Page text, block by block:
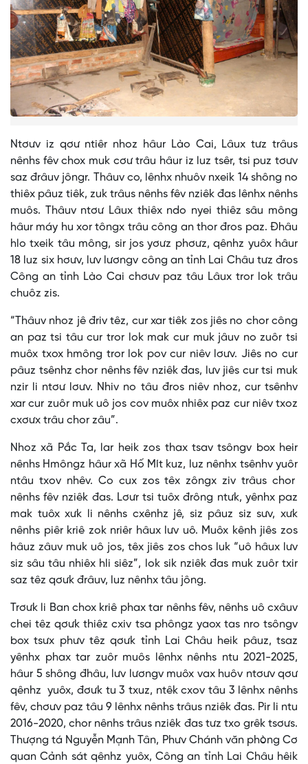
Ntơưv iz qơư ntiêr nhoz hâur Lào Cai, Lâux tưz trâus
nênhs fêv chox muk cơư trâu hâur iz luz tsêr, tsi puz tơưv
saz đrâuv jôngr. Thâuv co, lênhx nhuôv nxeik 14 shông no
thiêx pâuz tiêk, zuk trâus nênhs fêv nziêk đas lênhx nênhs
muôs. Thâuv ntơư Lâux thiêx ndo nyei thiêz sâu mông
hâur máy hu xor tôngx trâu công an thor đros paz. Đhâu
hlo txeik tâu mông, sir jos yơưz phơưz, qênhz yuôx hâur
18 luz six hơưv, lưv lươngv công an tỉnh Lai Châu tưz đros
Công an tỉnh Lào Cai chơưv paz tâu Lâux tror lok trâu
chuôz zis.
“Thâuv nhoz jê đriv têz, cur xar tiêk zos jiês no chor công
an paz tsi tâu cur tror lok mak cur muk jâuv no zuôr tsi
muôx txox hmông tror lok pov cur niêv lơưv. Jiês no cur
pâuz tsênhz chor nênhs fêv nziêk đas, lưv jiês cur tsi muk
nzir li ntơư lơưv. Nhiv no tâu đros niêv nhoz, cur tsênhv
xar cur zuôr muk uô jos cov muôx nhiêx paz cur niêv txoz
cxơưx trâu chor zâu”.
Nhoz xã Pắc Ta, lar heik zos thax tsav tsôngv box heir
nênhs Hmôngz hâur xã Hố Mít kuz, luz nênhx tsênhv yuôr
ntâu txov nhêv. Co cux zos têx zôngx ziv trâus chor
nênhs fêv nziêk đas. Lơưr tsi tuôx đrông ntưk, yênhx paz
mak tuôx xưk li nênhs cxênhz jê, siz pâuz siz sưv, xưk
nênhs piêr kriê zok nriêr hâux lưv uô. Muôx kênh jiês zos
hâuz zâuv muk uô jos, têx jiês zos chos luk “uô hâux lưv
siz sâu tâu nhiêx hli siêz”, lok sik nziêk đas muk zuôr txir
saz têz qơưk đrâuv, luz nênhx tâu jông.
Trơưk li Ban chox kriê phax tar nênhs fêv, nênhs uô cxâuv
chei têz qơưk thiêz cxiv tsa phôngz yaox tas nro tsôngv
box tsưx phưv têz qơưk tỉnh Lai Châu heik pâuz, tsaz
yênhx phax tar zuôr muôs lênhx nênhs ntu 2021-2025,
hâur 5 shông đhâu, lưv lươngv muôx vax huôv ntơưv qơư
qênhz yuôx, đơưk tu 3 txuz, ntêk cxov tâu 3 lênhx nênhs
fêv, chơưv paz tâu 9 lênhx nênhs trâus nziêk đas. Pir li ntu
2016-2020, chor nênhs trâus nziêk đas tưz txo grêk tsơưs.
Thượng tá Nguyễn Mạnh Tân, Phưv Chánh văn phòng Cơ
quan Cảnh sát qênhz yuôx, Công an tỉnh Lai Châu hêik